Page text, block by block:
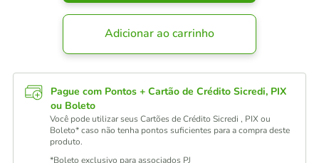
Adicionar ao carrinho
Pague com Pontos + Cartão de Crédito Sicredi, PIX
ou Boleto
Você pode utilizar seus Cartões de Crédito Sicredi , PIX ou
Boleto* caso não tenha pontos suficientes para a compra deste
produto.
*Boleto exclusivo para associados PJ